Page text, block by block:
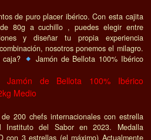
de puro placer ibérico. Con esta cajita
80g a cuchillo , puedes elegir entre
y diseñar tu propia experiencia
nosotros ponemos el milagro.
Jamón de Bellota 100% Ibérico
Jamón de Bellota 100% Ibérico
Medio
200 chefs internacionales con estrella
Instituto del Sabor en 2023. Medalla
con 3 estrellas (el máximo) Actualmente